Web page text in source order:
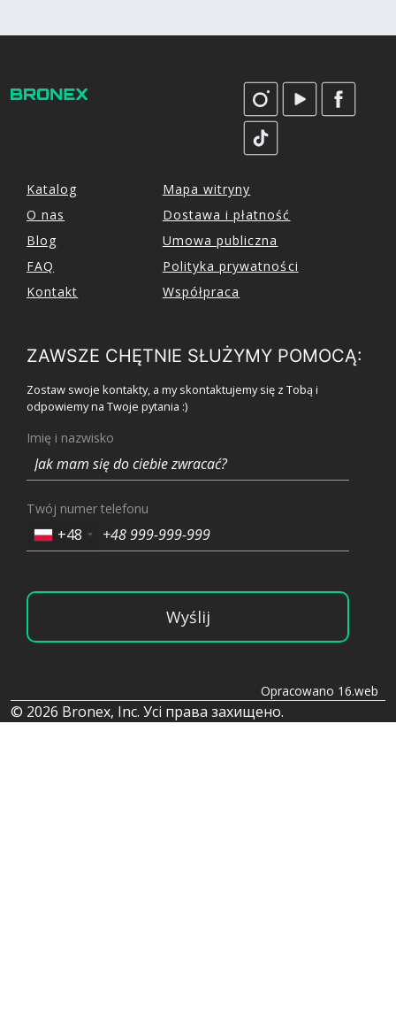
Katalog
O nas
Blog
FAQ
Kontakt
Mapa witryny
Dostawa i płatność
Umowa publiczna
Polityka prywatności
Współpraca
ZAWSZE CHĘTNIE SŁUŻYMY POMOCĄ:
Zostaw swoje kontakty, a my skontaktujemy się z Tobą i
odpowiemy na Twoje pytania :)
Imię i nazwisko
Twój numer telefonu
+48
Wyślij
Opracowano 16.web
© 2026 Bronex, Inc. Усі права захищено.